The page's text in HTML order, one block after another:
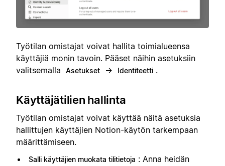
Työtilan omistajat voivat hallita toimialueensa
käyttäjiä monin tavoin. Pääset näihin asetuksiin
valitsemalla
Asetukset → Identiteetti .
Käyttäjätilien hallinta
Työtilan omistajat voivat käyttää näitä asetuksia
hallittujen käyttäjien Notion-käytön tarkempaan
määrittämiseen.
Salli käyttäjien muokata tilitietoja : Anna heidän